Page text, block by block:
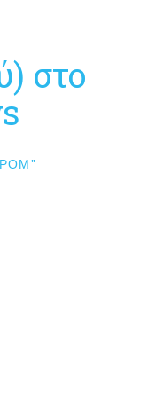
στο